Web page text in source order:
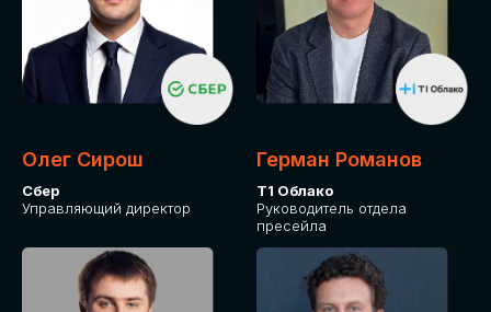
Олег Сирош
Сбер
Управляющий директор
Герман Романов
Т1 Облако
Руководитель отдела
пресейла